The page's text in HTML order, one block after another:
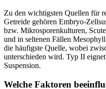
Zu den wichtigsten Quellen für
Getreide gehören Embryo-
bzw. Mikrosporenkulturen,
und in seltenen Fällen
die häufigste Quelle, wobei
unterschieden wird. Typ II
Suspension.
Welche Faktoren